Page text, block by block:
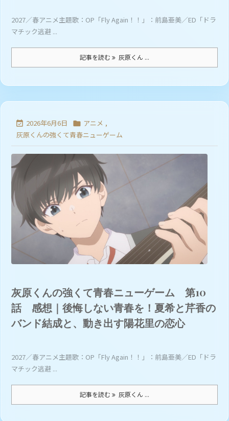
2027／春アニメ主題歌：OP「Fly Again！！」：前島亜美／ED「ドラ
マチック逃避 ...
記事を読む 灰原くん ...
 2026年6月6日  アニメ ,
灰原くんの強くて青春ニューゲーム
灰原くんの強くて青春ニューゲーム 第10
話 感想｜後悔しない青春を！夏希と芹香の
バンド結成と、動き出す陽花里の恋心
2027／春アニメ主題歌：OP「Fly Again！！」：前島亜美／ED「ドラ
マチック逃避 ...
記事を読む 灰原くん ...